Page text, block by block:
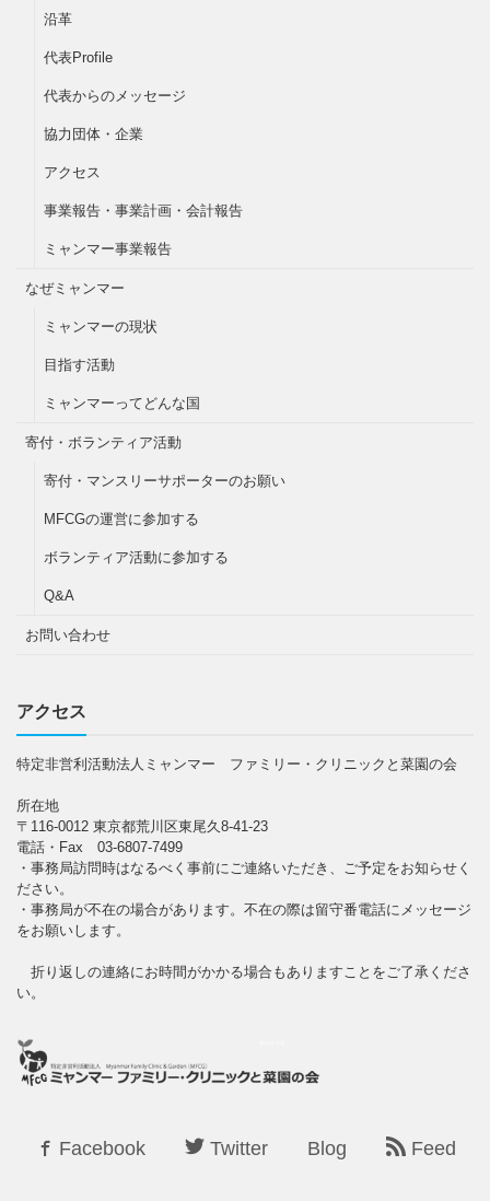
沿革
代表Profile
代表からのメッセージ
協力団体・企業
アクセス
事業報告・事業計画・会計報告
ミャンマー事業報告
なぜミャンマー
ミャンマーの現状
目指す活動
ミャンマーってどんな国
寄付・ボランティア活動
寄付・マンスリーサポーターのお願い
MFCGの運営に参加する
ボランティア活動に参加する
Q&A
お問い合わせ
アクセス
特定非営利活動法人ミャンマー ファミリー・クリニックと菜園の会
所在地
〒116-0012 東京都荒川区東尾久8-41-23
電話・Fax 03-6807-7499
・事務局訪問時はなるべく事前にご連絡いただき、ご予定をお知らせく
ださい。
・事務局が不在の場合があります。不在の際は留守番電話にメッセージ
をお願いします。
折り返しの連絡にお時間がかかる場合もありますことをご了承くださ
い。
Facebook Twitter Blog Feed